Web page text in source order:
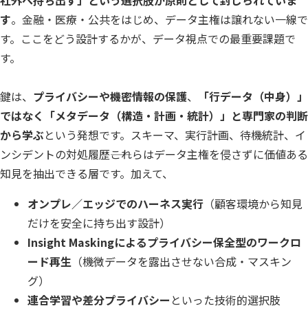
す。金融・医療・公共をはじめ、データ主権は譲れない一線で
す。ここをどう設計するかが、データ視点での最重要課題で
す。
鍵は、 プライバシーや機密情報の保護、
「行データ（中身）」
ではなく「メタデータ（構造・計画・統計）」と専門家の判断
から学ぶという発想です。スキーマ、実行計画、待機統計、イ
ンシデントの対処履歴――これらはデータ主権を侵さずに価値ある
知見を抽出できる層です。加えて、
オンプレ／エッジでのハーネス実行 （顧客環境から知見
だけを安全に持ち出す設計）
Insight Maskingによるプライバシー保全型のワークロ
ード再生 （機微データを露出させない合成・マスキン
グ）
連合学習や差分プライバシー といった技術的選択肢